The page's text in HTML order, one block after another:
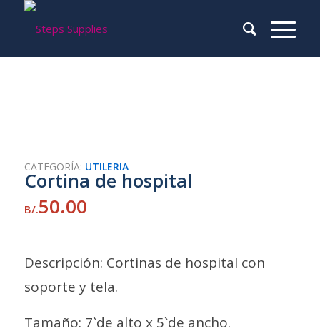
CATEGORÍA: UTILERIA
Cortina de hospital
B/.50.00
Descripción: Cortinas de hospital con
soporte y tela.
Tamaño: 7`de alto x 5`de ancho.